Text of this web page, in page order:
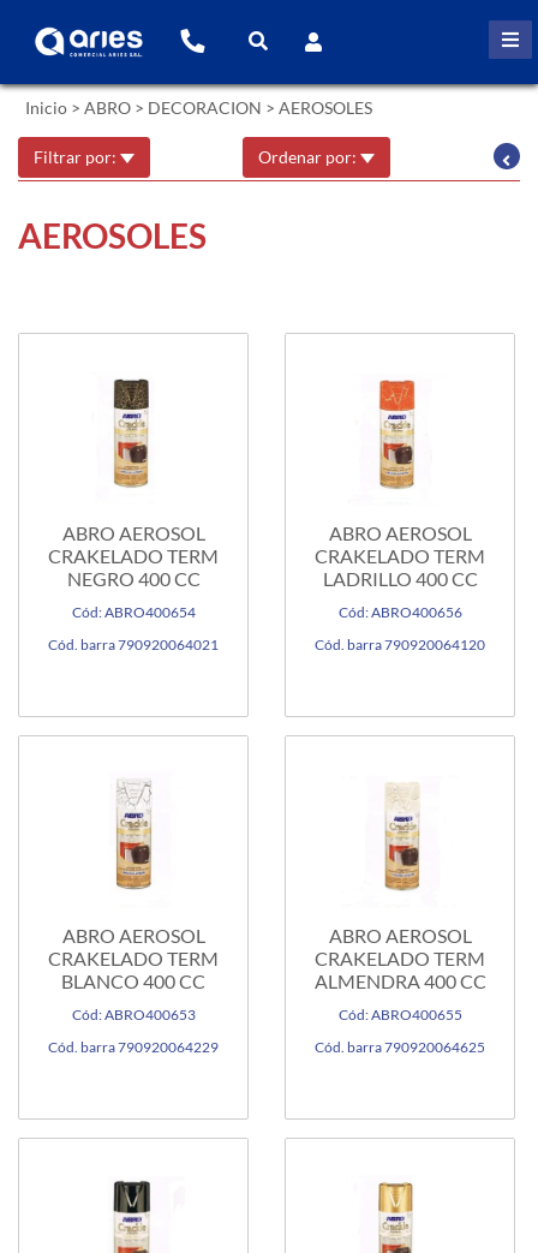
Inicio > ABRO > DECORACION > AEROSOLES
Filtrar por: Ordenar por:
AEROSOLES
ABRO AEROSOL
CRAKELADO TERM
NEGRO 400 CC
Cód: ABRO400654
Cód. barra 790920064021
ABRO AEROSOL
CRAKELADO TERM
LADRILLO 400 CC
Cód: ABRO400656
Cód. barra 790920064120
ABRO AEROSOL
CRAKELADO TERM
BLANCO 400 CC
Cód: ABRO400653
Cód. barra 790920064229
ABRO AEROSOL
CRAKELADO TERM
ALMENDRA 400 CC
Cód: ABRO400655
Cód. barra 790920064625